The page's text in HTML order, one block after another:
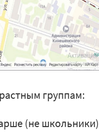
группам:
(не